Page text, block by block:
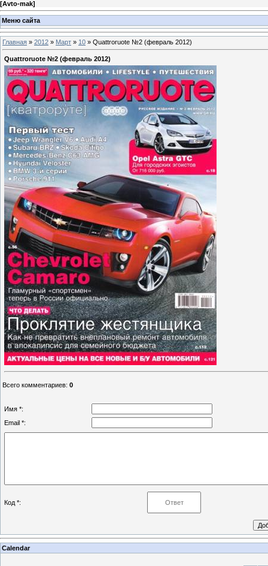
[Avto-mak]
Меню сайта
Главная » 2012 » Март » 10 » Quattroruote №2 (февраль 2012)
Quattroruote №2 (февраль 2012)
Всего комментариев: 0
Имя *:
Email *:
Код *:
Calendar